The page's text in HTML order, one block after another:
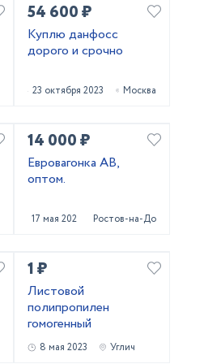
54 600 ₽
Куплю данфосс
дорого и срочно
23 октября 2023 Москва
14 000 ₽
Евровагонка АВ,
оптом.
17 мая 2023 Ростов-на-Дону
1 ₽
Листовой
полипропилен
гомогенный
8 мая 2023 Углич